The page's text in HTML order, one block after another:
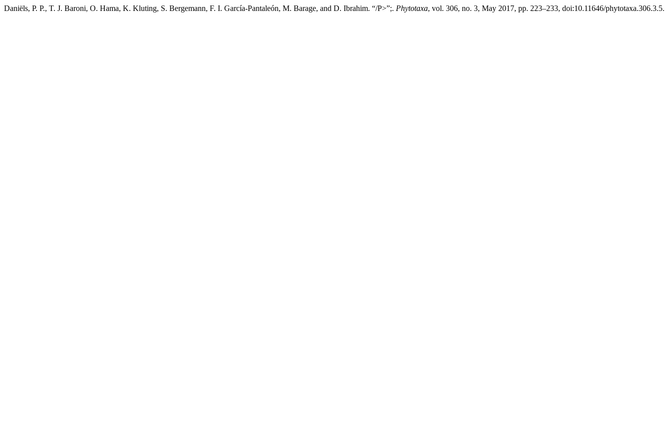
Daniëls, P. P., T. J. Baroni, O. Hama, K. Kluting, S. Bergemann, F. I. García-Pantaleón, M. Barage, and D. Ibrahim. “/P>”;. Phytotaxa, vol. 306, no. 3, May 2017, pp. 223–233, doi:10.11646/phytotaxa.306.3.5.